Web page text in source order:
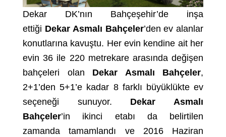
Dekar DK’nın Bahçeşehir’de inşa
ettiği Dekar Asmalı Bahçeler’den ev alanlar
konutlarına kavuştu. Her evin kendine ait her
evin 36 ile 220 metrekare arasında değişen
bahçeleri olan Dekar Asmalı Bahçeler,
2+1’den 5+1’e kadar 8 farklı büyüklükte ev
seçeneği sunuyor. Dekar Asmalı
Bahçeler’in ikinci etabı da belirtilen
zamanda tamamlandı ve 2016 Haziran